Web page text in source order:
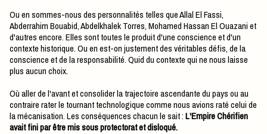
Ou en sommes-nous des personnalités telles que Allal El Fassi,
Abderrahim Bouabid, Abdelkhalek Torres, Mohamed Hassan El Ouazani et
d'autres encore. Elles sont toutes le produit d'une conscience et d'un
contexte historique. Ou en est-on justement des véritables défis, de la
conscience et de la responsabilité. Quid du contexte qui ne nous laisse
plus aucun choix.
Où aller de l'avant et consolider la trajectoire ascendante du pays ou au
contraire rater le tournant technologique comme nous avions raté celui de
la mécanisation. Les conséquences chacun le sait :L'Empire Chérifien
avait fini par être mis sous protectorat et disloqué.